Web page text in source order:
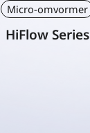
Micro-omvormer
HiFlow Series